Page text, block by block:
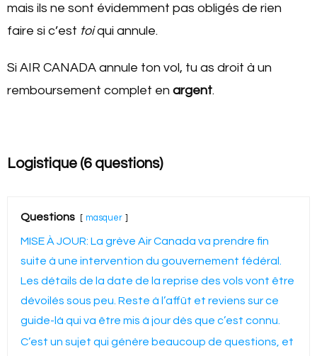
mais ils ne sont évidemment pas obligés de rien
faire si c’est toiqui annule.
Si AIR CANADA annule ton vol, tu as droit à un
remboursement complet en argent.
Logistique (6 questions)
Questions masquer
MISE À JOUR: La grève Air Canada va prendre fin
suite à une intervention du gouvernement fédéral.
Les détails de la date de la reprise des vols vont être
dévoilés sous peu. Reste à l’affût et reviens sur ce
guide-là qui va être mis à jour dès que c’est connu.
C’est un sujet qui génère beaucoup de questions, et